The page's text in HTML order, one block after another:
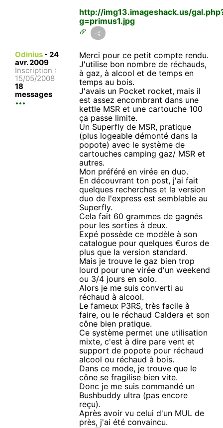
http://img13.imageshack.us/
g=primus1.jpg
Odinius - 24
avr. 2009
Inscription :
15/05/2008
18
messages
Merci pour ce petit compte rendu.
J'utilise bon nombre de réchauds,
à gaz, à alcool et de temps en
temps au bois.
J'avais un Pocket rocket, mais il
est assez encombrant dans une
kettle MSR et une cartouche 100
ça passe limite.
Un Superfly de MSR, pratique
(plus logeable démonté dans la
popote) avec le système de
cartouches camping gaz/ MSR et
autres.
Mon préféré en virée en duo.
En découvrant ton post, j'ai fait
quelques recherches et la version
duo de l'express est semblable au
Superfly.
Cela fait 60 grammes de gagnés
pour les sorties à deux.
Expé possède ce modèle à son
catalogue pour quelques €uros de
plus que la version standard.
Mais je trouve le gaz bien trop
lourd pour une virée d'un weekend
ou 3/4 jours en solo.
Alors je me suis converti au
réchaud à alcool.
Le fameux P3RS, très facile à
faire, ou le réchaud Caldera et son
cône bien pratique.
Ce système permet une utilisation
mixte, c'est à dire pare vent et
support de popote pour réchaud
alcool ou réchaud à bois.
Dans ce mode, je trouve que le
cône se fragilise bien vite.
Donc je me suis commandé un
Bushbuddy ultra (pas encore
reçu).
Après avoir vu celui d'un MUL de
près, j'ai été convaincu.